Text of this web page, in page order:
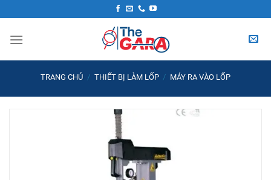
to
content
TRANG CHỦ / THIẾT BỊ LÀM LỐP / MÁY RA VÀO LỐP